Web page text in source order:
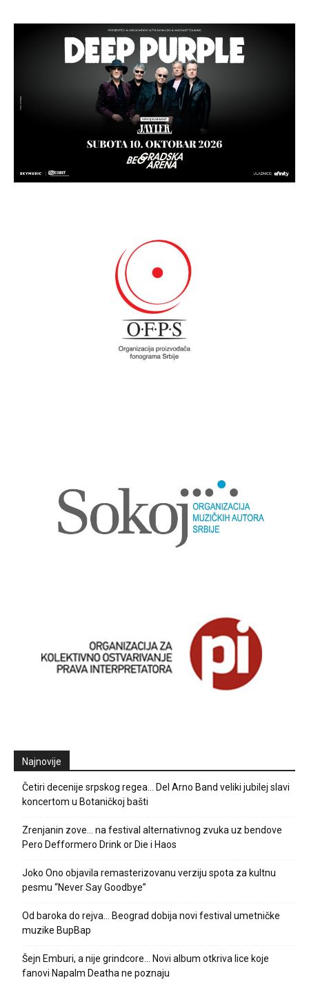
Najnovije
Četiri decenije srpskog regea… Del Arno Band veliki jubilej slavi
koncertom u Botaničkoj bašti
Zrenjanin zove… na festival alternativnog zvuka uz bendove
Pero Defformero Drink or Die i Haos
Joko Ono objavila remasterizovanu verziju spota za kultnu
pesmu “Never Say Goodbye”
Od baroka do rejva… Beograd dobija novi festival umetničke
muzike BupBap
Šejn Emburi, a nije grindcore… Novi album otkriva lice koje
fanovi Napalm Deatha ne poznaju